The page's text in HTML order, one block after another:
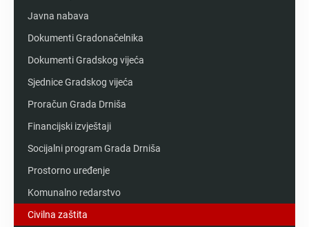
Javna nabava
Dokumenti Gradonačelnika
Dokumenti Gradskog vijeća
Sjednice Gradskog vijeća
Proračun Grada Drniša
Financijski izvještaji
Socijalni program Grada Drniša
Prostorno uređenje
Komunalno redarstvo
Civilna zaštita